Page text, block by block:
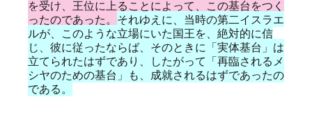
を受け、王位に上ることによって、この基台をつく
ったのであった。 それゆえに、当時の第二イスラエ
ルが、このような立場にいた国王を、絶対的に信
じ、彼に従ったならば、そのときに「実体基台」は
立てられたはずであり、したがって「再臨されるメ
シヤのための基台」も、成就されるはずであったの
である。